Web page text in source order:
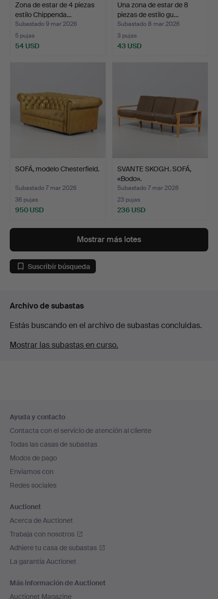
Zona de estar de 4 piezas
estilo Chippenda…
Subastado 9 mar 2026
5 pujas
54 USD
Una zona de estar de 8
piezas de estilo gu…
Subastado 8 mar 2026
3 pujas
43 USD
SOFÁ, modelo Chesterfield.
Subastado 7 mar 2026
36 pujas
950 USD
SVANTE SKOGH. SOFÁ,
«Bodo».
Subastado 7 mar 2026
23 pujas
236 USD
Mostrar más lotes
Suscribir búsqueda
Archivo de subastas
Estás buscando en el archivo de subastas concluidas.
Mostrar las subastas en curso.
en
el
pie
de
página
Ayuda y contacto
Contacta con el servicio de atención al cliente
Todas las casas de subastas
Modos de pago
Enviamos con
Redes sociales
Auctionet
Acerca de Auctionet
Trabaja con nosotros
Adhiere tu casa de subastas
La garantía Auctionet
Más información de Auctionet
Auctionet Magazine